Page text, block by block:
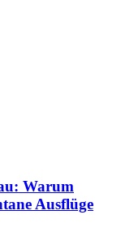
Warum
Ausflüge